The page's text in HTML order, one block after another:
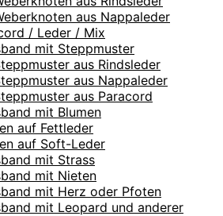
aus Nappaleder
/ Leder / Mix
mit Steppmuster
aus Rindsleder
aus Nappaleder
aus Paracord
mit Blumen
auf Fettleder
auf Soft-Leder
mit Strass
mit Nieten
mit Herz oder Pfoten
mit Leopard und anderer